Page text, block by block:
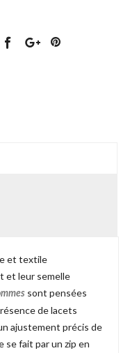
et textile
et leur semelle
sont pensées
de lacets
ajustement précis de
se fait par un zip en